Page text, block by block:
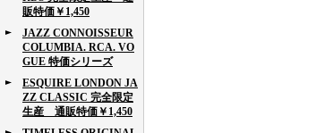
販特価￥1,450
JAZZ CONNOISSEUR
COLUMBIA. RCA. VO
GUE 特価シリーズ
ESQUIRE LONDON JA
ZZ CLASSIC 完全限定
生産 通販特価￥1,450